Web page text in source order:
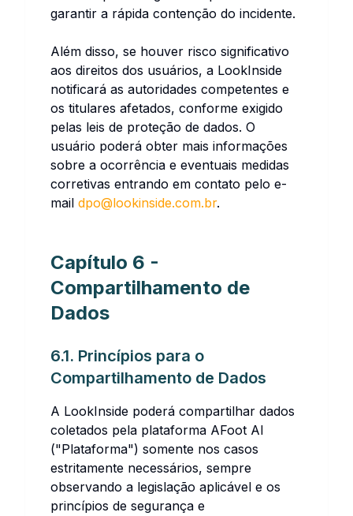
garantir a rápida contenção do incidente.
Além disso, se houver risco significativo
aos direitos dos usuários, a LookInside
notificará as autoridades competentes e
os titulares afetados, conforme exigido
pelas leis de proteção de dados. O
usuário poderá obter mais informações
sobre a ocorrência e eventuais medidas
corretivas entrando em contato pelo e-
mail dpo@lookinside.com.br.
Capítulo 6 -
Compartilhamento de
Dados
6.1. Princípios para o
Compartilhamento de Dados
A LookInside poderá compartilhar dados
coletados pela plataforma AFoot AI
("Plataforma") somente nos casos
estritamente necessários, sempre
observando a legislação aplicável e os
princípios de segurança e